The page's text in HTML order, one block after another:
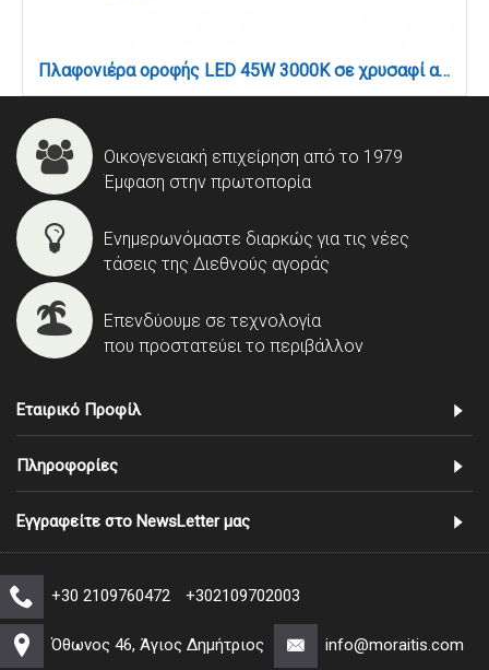
Πλαφονιέρα οροφής LED 45W 3000Κ σε χρυσαφί απόχρωση D:70cm (6054-GL)
Οικογενειακή επιχείρηση από το 1979
Έμφαση στην πρωτοπορία
Ενημερωνόμαστε διαρκώς για τις νέες
τάσεις της Διεθνούς αγοράς
Επενδύουμε σε τεχνολογία
που προστατεύει το περιβάλλον
Εταιρικό Προφίλ
Πληροφορίες
Εγγραφείτε στο NewsLetter μας
+30 2109760472 +302109702003
Όθωνος 46, Άγιος Δημήτριος info@moraitis.com